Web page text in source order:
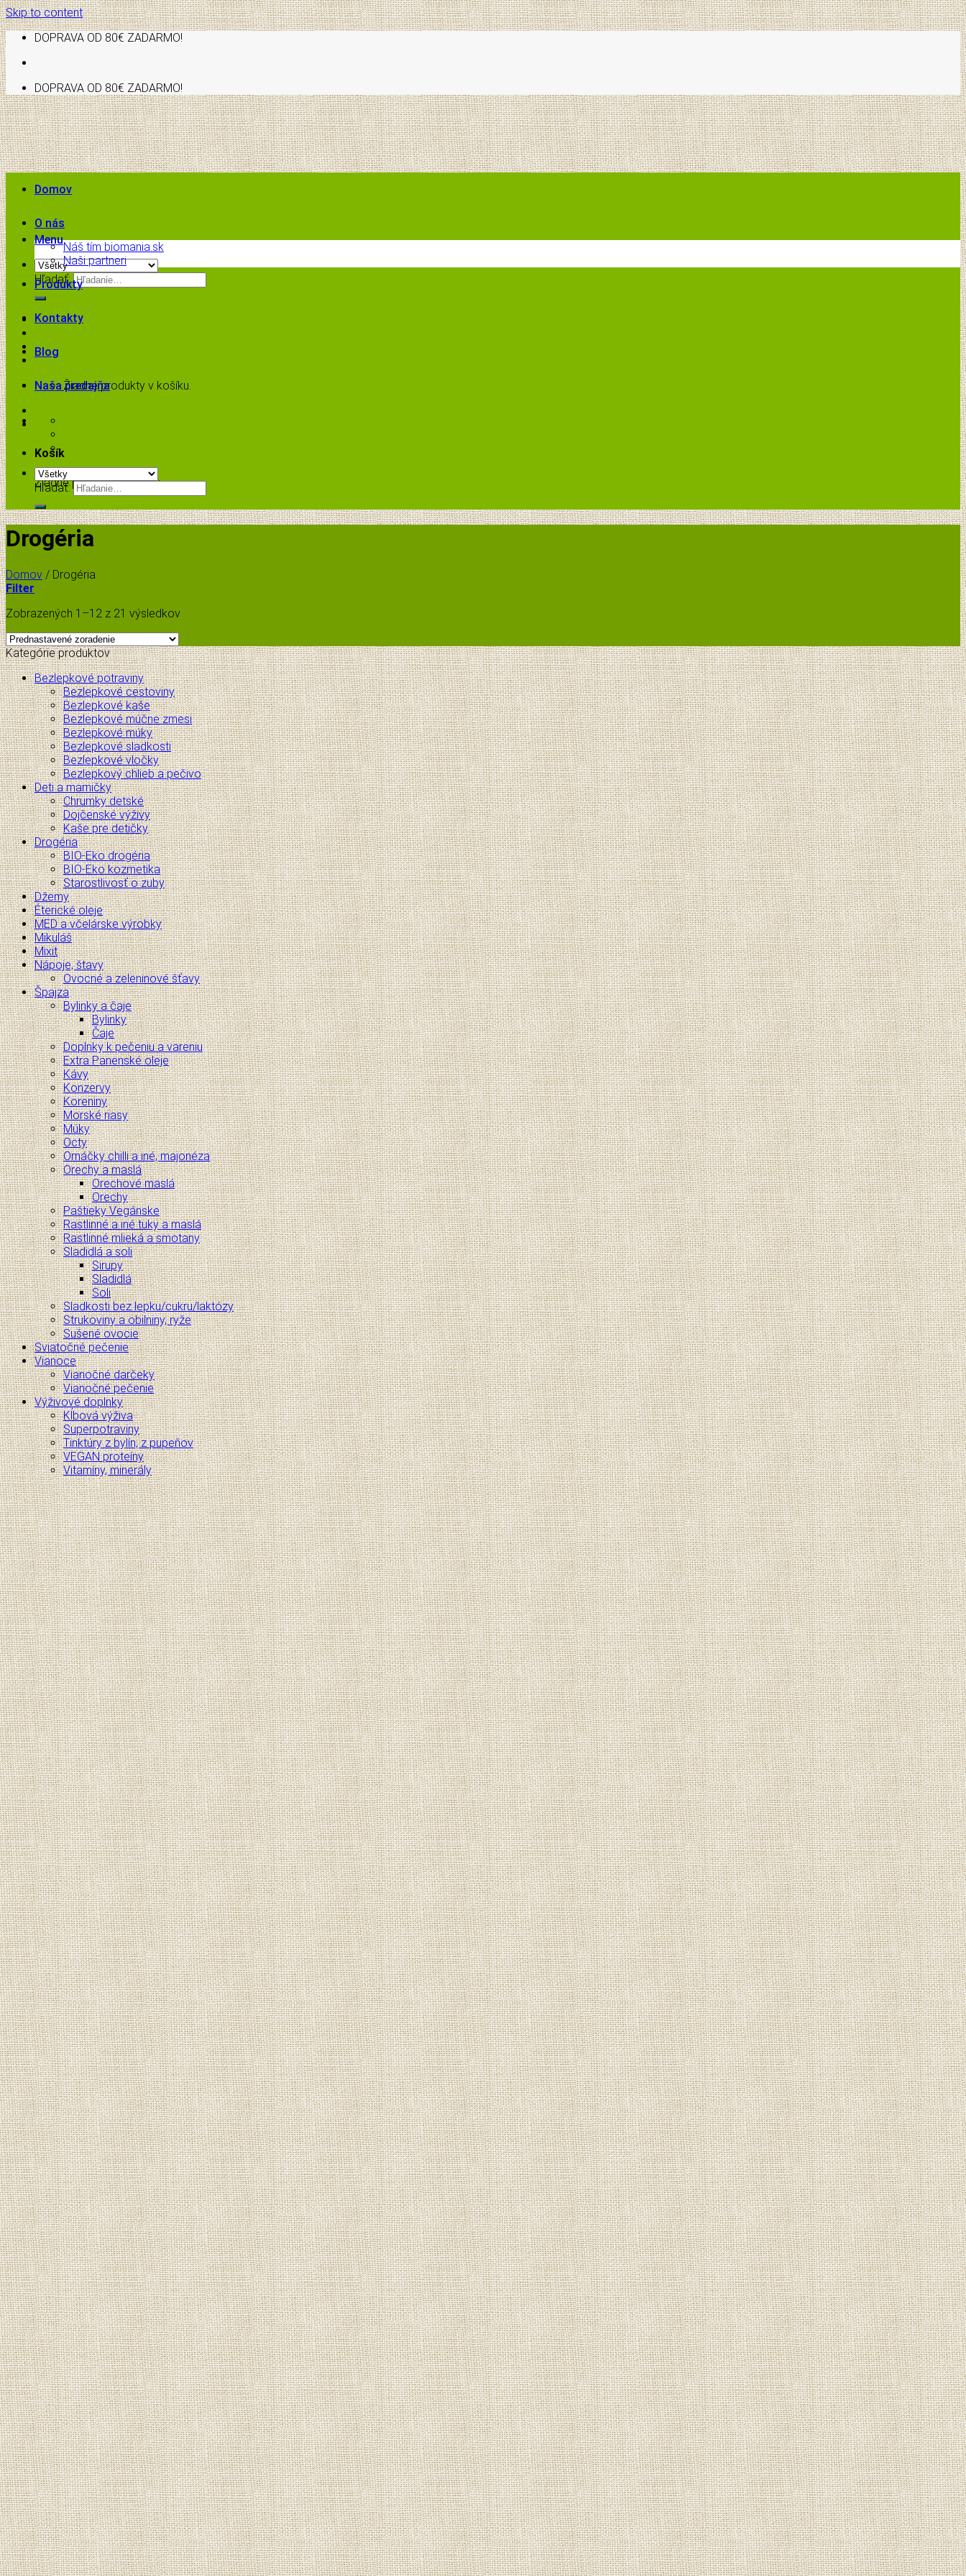
Skip to content
DOPRAVA OD 80€ ZADARMO!
DOPRAVA OD 80€ ZADARMO!
Menu
Hľadať:
Žiadne produkty v košíku.
Košík
Žiadne produkty v košíku.
Domov
O nás
Náš tím biomania.sk
Naši partneri
Produkty
Kontakty
Blog
Naša predajňa
Hľadať:
Drogéria
Domov / Drogéria
Filter
Zobrazených 1–12 z 21 výsledkov
Kategórie produktov
Bezlepkové potraviny
Bezlepkové cestoviny
Bezlepkové kaše
Bezlepkové múčne zmesi
Bezlepkové múky
Bezlepkové sladkosti
Bezlepkové vločky
Bezlepkový chlieb a pečivo
Deti a mamičky
Chrumky detské
Dojčenské výživy
Kaše pre detičky
Drogéria
BIO-Eko drogéria
BIO-Eko kozmetika
Starostlivosť o zuby
Džemy
Éterické oleje
MED a včelárske výrobky
Mikuláš
Mixit
Nápoje, štavy
Ovocné a zeleninové šťavy
Špajza
Bylinky a čaje
Bylinky
Čaje
Doplnky k pečeniu a vareniu
Extra Panenské oleje
Kávy
Konzervy
Koreniny
Morské riasy
Múky
Octy
Omáčky chilli a iné, majonéza
Orechy a maslá
Orechové maslá
Orechy
Paštieky Vegánske
Rastlinné a iné tuky a maslá
Rastlinné mlieká a smotany
Sladidlá a soli
Sirupy
Sladidlá
Soli
Sladkosti bez lepku/cukru/laktózy
Strukoviny a obilniny, ryže
Sušené ovocie
Sviatočné pečenie
Vianoce
Vianočné darčeky
Vianočné pečenie
Výživové doplnky
Kĺbová výživa
Superpotraviny
Tinktúry z bylín, z pupeňov
VEGAN proteíny
Vitamíny, minerály